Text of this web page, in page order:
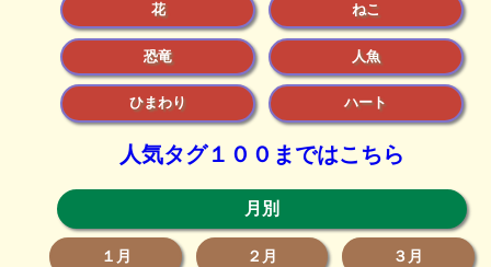
花 ねこ
恐竜 人魚
ひまわり ハート
人気タグ１００まではこちら
月別
１月 ２月 ３月